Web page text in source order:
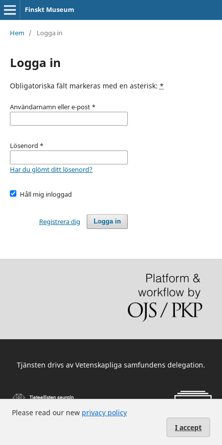
Finskt Museum
Hem / Logga in
Logga in
Obligatoriska fält markeras med en asterisk: *
Användarnamn eller e-post *
Lösenord *
Har du glömt ditt lösenord?
Håll mig inloggad
Logga in
Registrera dig
Please read our new privacy policy
I accept
Tjänsten drivs av Vetenskapliga samfundens delegation.